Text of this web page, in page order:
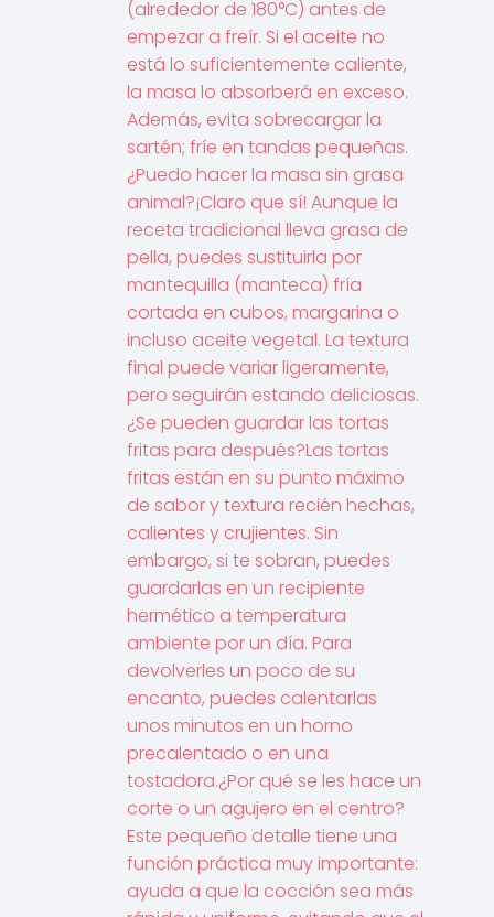
(alrededor de 180°C) antes de
empezar a freír. Si el aceite no
está lo suficientemente caliente,
la masa lo absorberá en exceso.
Además, evita sobrecargar la
sartén; fríe en tandas pequeñas.
¿Puedo hacer la masa sin grasa
animal?¡Claro que sí! Aunque la
receta tradicional lleva grasa de
pella, puedes sustituirla por
mantequilla (manteca) fría
cortada en cubos, margarina o
incluso aceite vegetal. La textura
final puede variar ligeramente,
pero seguirán estando deliciosas.
¿Se pueden guardar las tortas
fritas para después?Las tortas
fritas están en su punto máximo
de sabor y textura recién hechas,
calientes y crujientes. Sin
embargo, si te sobran, puedes
guardarlas en un recipiente
hermético a temperatura
ambiente por un día. Para
devolverles un poco de su
encanto, puedes calentarlas
unos minutos en un horno
precalentado o en una
tostadora.¿Por qué se les hace un
corte o un agujero en el centro?
Este pequeño detalle tiene una
función práctica muy importante:
ayuda a que la cocción sea más